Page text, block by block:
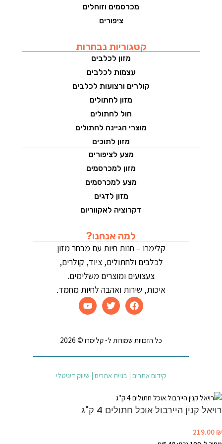
מכרסמים וזוחלים
ציפורים
קטגוריות נבחרות
מזון לכלבים
עצמות לכלבים
קולרים ורצועות לכלבים
מזון לחתולים
חול לחתולים
מוצרי הגיינה לחתולים
מזון לתוכים
מצע לציפורים
מזון למכרסמים
מצע למכרסמים
מזון לדגים
דקרוציה לאקווריום
למה אנחנו?
קלימרו – חנות חיות עם מבחר מזון
לכלבים ולחתולים, ציוד, קולרים,
צעצועים ומוצרים משלימים.
איכות, שירות ואהבה לחיות מחמד.
כל הזכויות שמורות ל- קלימרו © 2026
קידום אתרים | בניית אתרים | שיווק דיגיטלי
רויאל קנין היירבול אוכל חתולים 4 ק"ג
219.00 ₪